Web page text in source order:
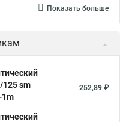
Показать больше
125 sm
1m
252,89 ₽